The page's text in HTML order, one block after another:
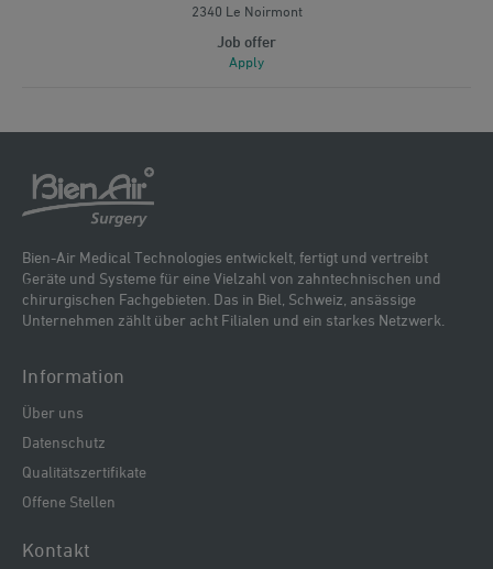
2340 Le Noirmont
Apply
Bien-Air Medical Technologies entwickelt, fertigt und vertreibt
Geräte und Systeme für eine Vielzahl von zahntechnischen und
chirurgischen Fachgebieten. Das in Biel, Schweiz, ansässige
Unternehmen zählt über acht Filialen und ein starkes Netzwerk.
Information
Über uns
Datenschutz
Qualitätszertifikate
Offene Stellen
Kontakt